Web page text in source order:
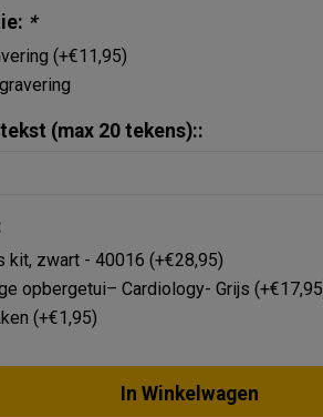
*
(+€11,95)
(max 20 tekens)::
kit, zwart - 40016 (+€28,95)
opbergetui– Cardiology- Grijs
(+€1,95)
In Winkelwagen